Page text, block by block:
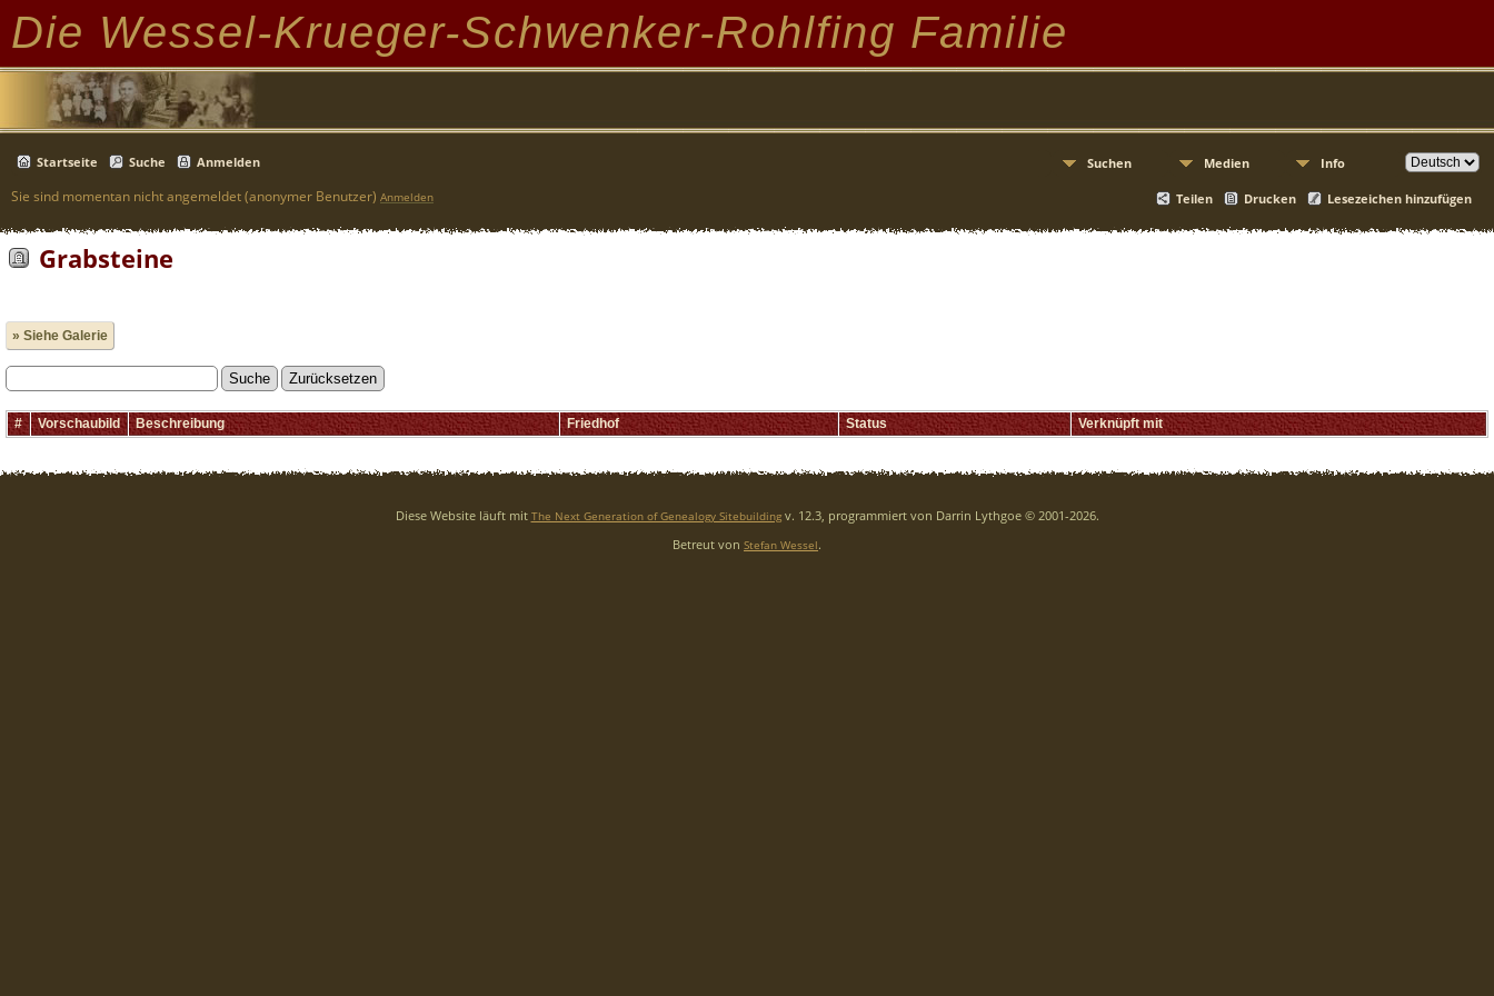
Die Wessel-Krueger-Schwenker-Rohlfing Familie
Startseite Suche Anmelden Suchen Medien Info
Teilen Drucken Lesezeichen hinzufügen
Sie sind momentan nicht angemeldet (anonymer Benutzer) Anmelden
Grabsteine
» Siehe Galerie
# Vorschaubild Beschreibung Friedhof Status Verknüpft mit
Diese Website läuft mit The Next Generation of Genealogy Sitebuildingv. 12.3, programmiert von Darrin Lythgoe © 2001-2026.
Betreut von Stefan Wessel.